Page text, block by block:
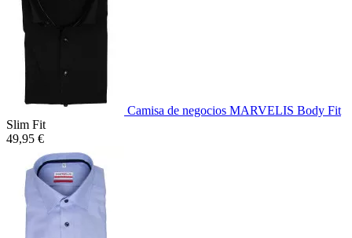
Camisa de negocios MARVELIS Body Fit
Slim Fit
49,95 €